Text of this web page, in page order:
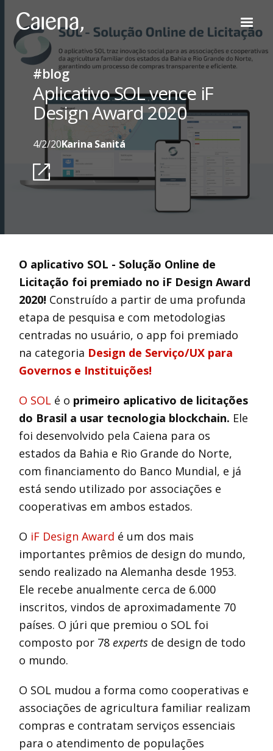
#blog
Aplicativo SOL vence iF
Design Award 2020
4/2/20Karina Sanitá
O aplicativo SOL - Solução Online de
Licitação foi premiado no iF Design Award
2020! Construído a partir de uma profunda
etapa de pesquisa e com metodologias
centradas no usuário, o app foi premiado
na categoria Design de Serviço/UX para
Governos e Instituições!
O SOL é o primeiro aplicativo de licitações
do Brasil a usar tecnologia blockchain. Ele
foi desenvolvido pela Caiena para os
estados da Bahia e Rio Grande do Norte,
com financiamento do Banco Mundial, e já
está sendo utilizado por associações e
cooperativas em ambos estados.
O iF Design Award é um dos mais
importantes prêmios de design do mundo,
sendo realizado na Alemanha desde 1953.
Ele recebe anualmente cerca de 6.000
inscritos, vindos de aproximadamente 70
países. O júri que premiou o SOL foi
composto por 78 experts de design de todo
o mundo.
O SOL mudou a forma como cooperativas e
associações de agricultura familiar realizam
compras e contratam serviços essenciais
para o atendimento de populações